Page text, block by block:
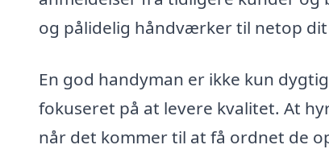
og pålidelig håndværker til netop dit
En god handyman er ikke kun
fokuseret på at levere kvalitet. At
når det kommer til at få ordnet de